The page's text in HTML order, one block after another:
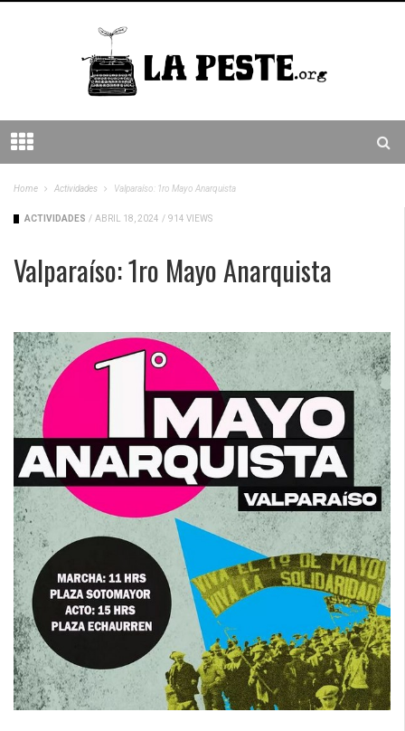
Home Actividades Valparaíso: 1ro Mayo Anarquista
ACTIVIDADES / ABRIL 18, 2024 / 914 VIEWS
Valparaíso: 1ro Mayo Anarquista